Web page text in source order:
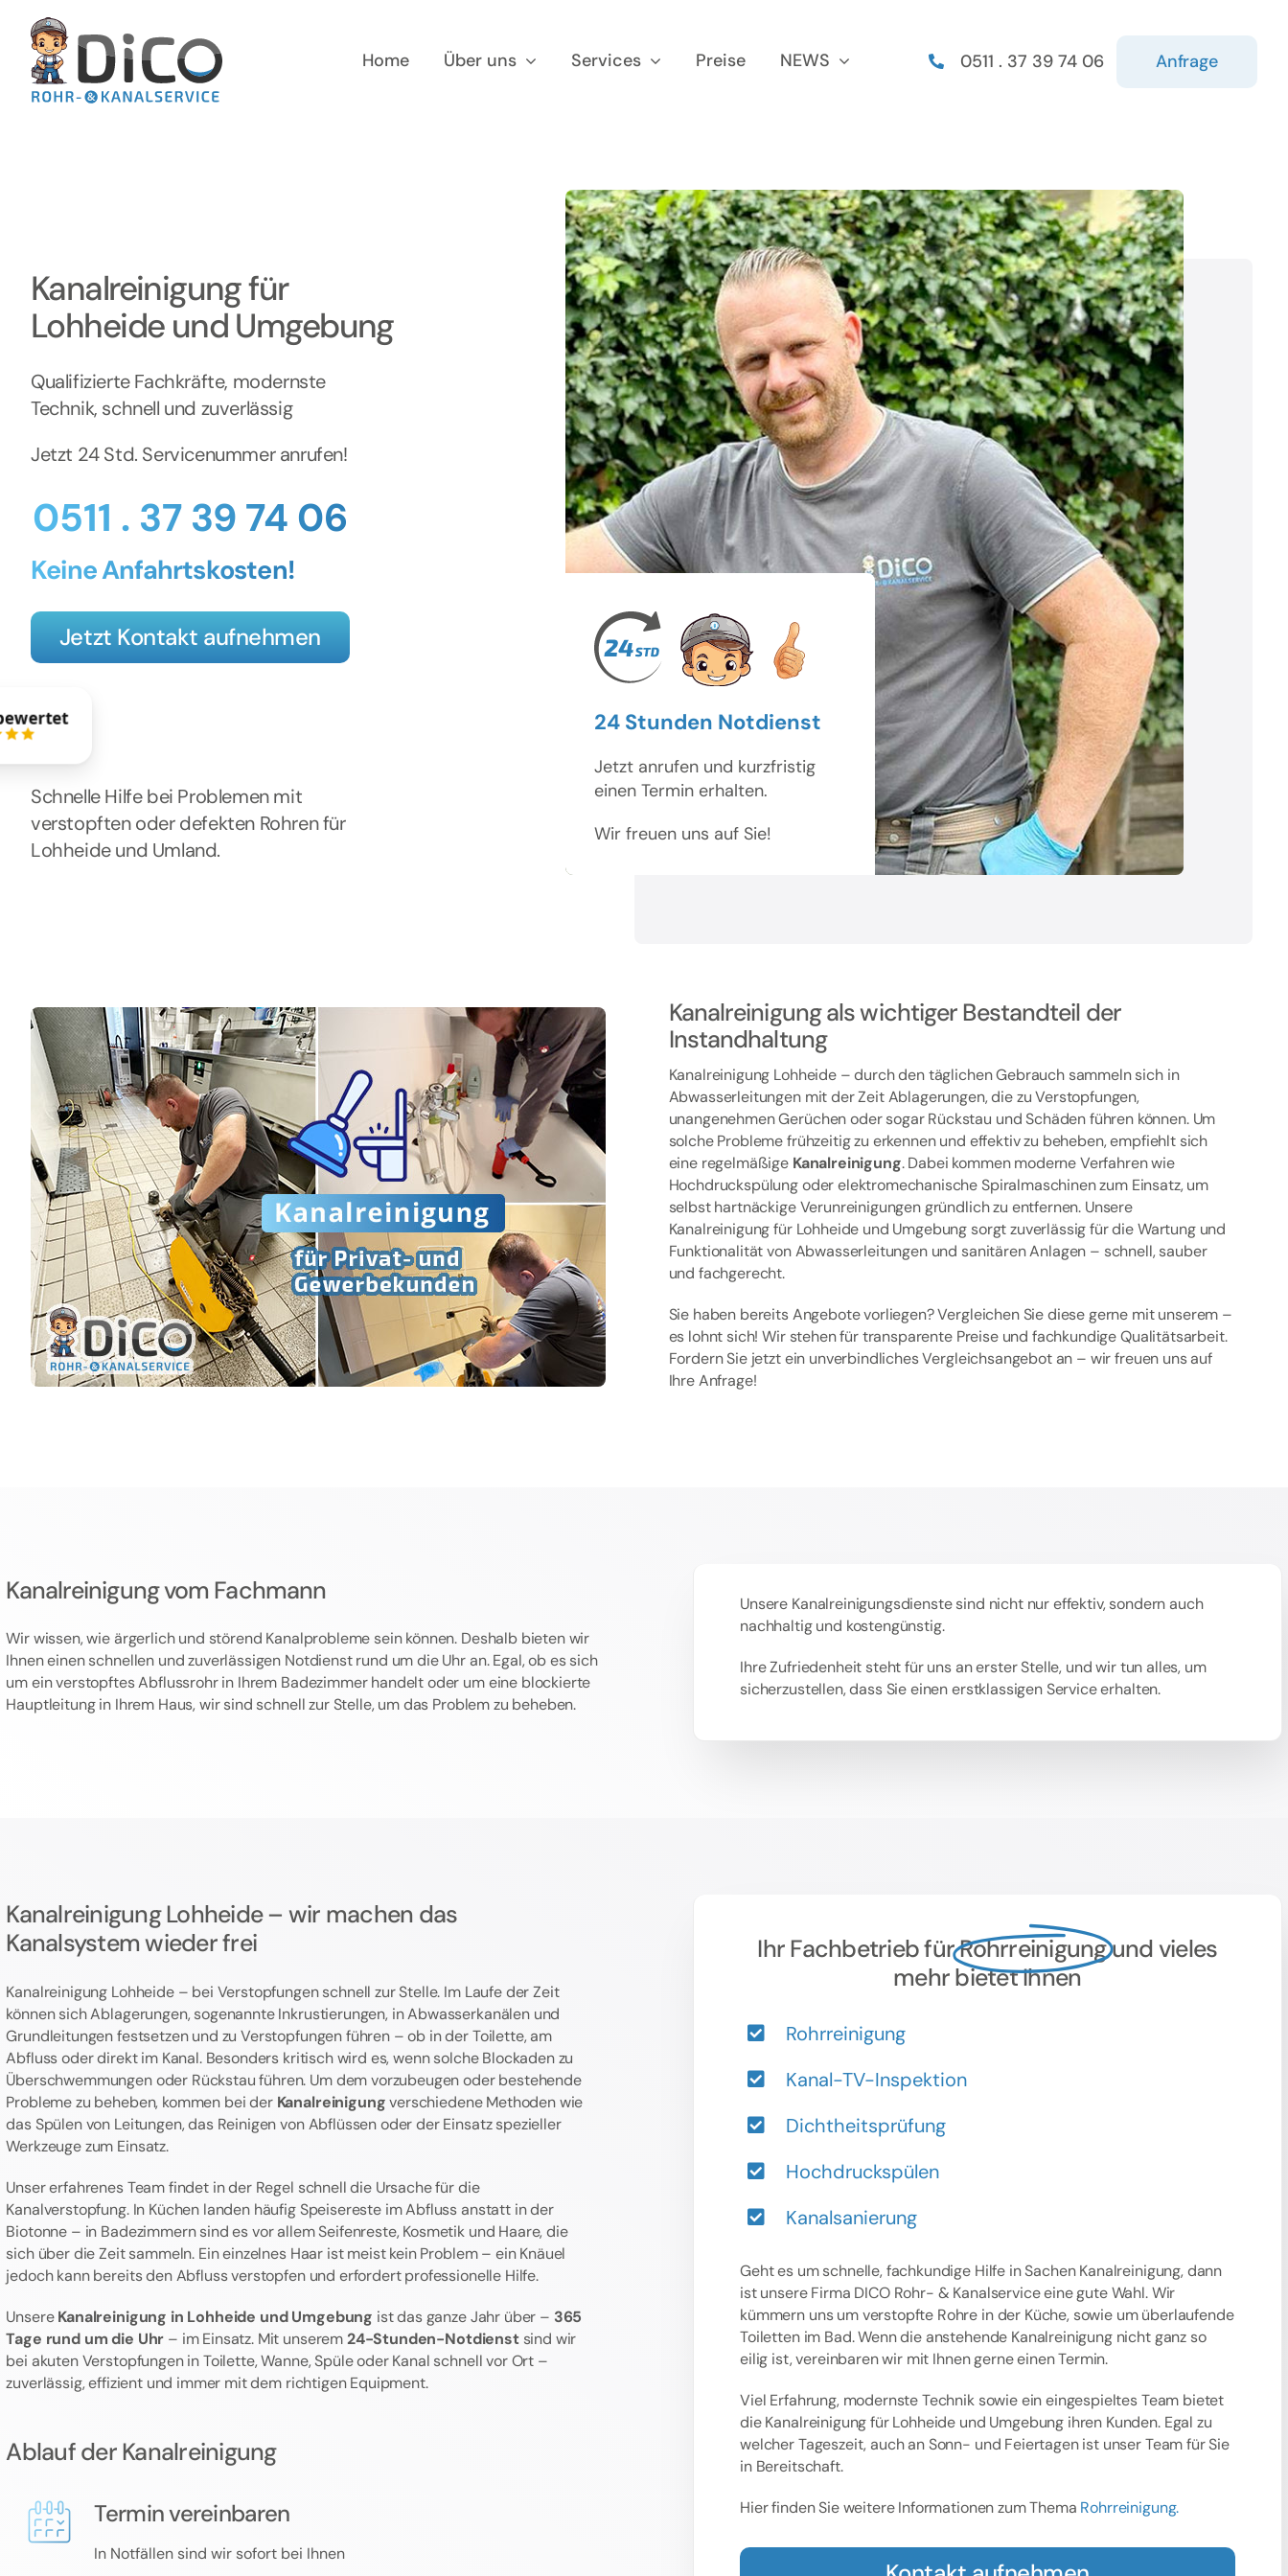
Inhalt
springen
Home Über uns Services Preise NEWS 0511 . 37 39 74 06 Anfrage
Kanalreinigung für
Lohheide und Umgebung
Qualifizierte Fachkräfte, modernste
Technik, schnell und zuverlässig
Jetzt 24 Std. Servicenummer anrufen!
0511 . 37 39 74 06
Keine Anfahrtskosten!
Jetzt Kontakt aufnehmen
Schnelle Hilfe bei Problemen mit
verstopften oder defekten Rohren für
Lohheide und Umland.
24 Stunden Notdienst
Jetzt anrufen und kurzfristig
einen Termin erhalten.
Wir freuen uns auf Sie!
Kanalreinigung als wichtiger Bestandteil der
Instandhaltung
Kanalreinigung Lohheide – durch den täglichen Gebrauch sammeln sich in
Abwasserleitungen mit der Zeit Ablagerungen, die zu Verstopfungen,
unangenehmen Gerüchen oder sogar Rückstau und Schäden führen können. Um
solche Probleme frühzeitig zu erkennen und effektiv zu beheben, empfiehlt sich
eine regelmäßige Kanalreinigung. Dabei kommen moderne Verfahren wie
Hochdruckspülung oder elektromechanische Spiralmaschinen zum Einsatz, um
selbst hartnäckige Verunreinigungen gründlich zu entfernen. Unsere
Kanalreinigung für Lohheide und Umgebung sorgt zuverlässig für die Wartung und
Funktionalität von Abwasserleitungen und sanitären Anlagen – schnell, sauber
und fachgerecht.
Sie haben bereits Angebote vorliegen? Vergleichen Sie diese gerne mit unserem –
es lohnt sich! Wir stehen für transparente Preise und fachkundige Qualitätsarbeit.
Fordern Sie jetzt ein unverbindliches Vergleichsangebot an – wir freuen uns auf
Ihre Anfrage!
Kanalreinigung vom Fachmann
Wir wissen, wie ärgerlich und störend Kanalprobleme sein können. Deshalb bieten wir
Ihnen einen schnellen und zuverlässigen Notdienst rund um die Uhr an. Egal, ob es sich
um ein verstopftes Abflussrohr in Ihrem Badezimmer handelt oder um eine blockierte
Hauptleitung in Ihrem Haus, wir sind schnell zur Stelle, um das Problem zu beheben.
Unsere Kanalreinigungsdienste sind nicht nur effektiv, sondern auch
nachhaltig und kostengünstig.
Ihre Zufriedenheit steht für uns an erster Stelle, und wir tun alles, um
sicherzustellen, dass Sie einen erstklassigen Service erhalten.
Kanalreinigung Lohheide – wir machen das
Kanalsystem wieder frei
Kanalreinigung Lohheide – bei Verstopfungen schnell zur Stelle. Im Laufe der Zeit
können sich Ablagerungen, sogenannte Inkrustierungen, in Abwasserkanälen und
Grundleitungen festsetzen und zu Verstopfungen führen – ob in der Toilette, am
Abfluss oder direkt im Kanal. Besonders kritisch wird es, wenn solche Blockaden zu
Überschwemmungen oder Rückstau führen. Um dem vorzubeugen oder bestehende
Probleme zu beheben, kommen bei der Kanalreinigungverschiedene Methoden wie
das Spülen von Leitungen, das Reinigen von Abflüssen oder der Einsatz spezieller
Werkzeuge zum Einsatz.
Unser erfahrenes Team findet in der Regel schnell die Ursache für die
Kanalverstopfung. In Küchen landen häufig Speisereste im Abfluss anstatt in der
Biotonne – in Badezimmern sind es vor allem Seifenreste, Kosmetik und Haare, die
sich über die Zeit sammeln. Ein einzelnes Haar ist meist kein Problem – ein Knäuel
jedoch kann bereits den Abfluss verstopfen und erfordert professionelle Hilfe.
UnsereKanalreinigung in Lohheide und Umgebung ist das ganze Jahr über – 365
Tage rund um die Uhr – im Einsatz. Mit unserem24-Stunden-Notdienstsind wir
bei akuten Verstopfungen in Toilette, Wanne, Spüle oder Kanal schnell vor Ort –
zuverlässig, effizient und immer mit dem richtigen Equipment.
Ablauf der Kanalreinigung
Termin vereinbaren
In Notfällen sind wir sofort bei Ihnen
Ihr Fachbetrieb fürRohrreinigungund vieles
mehr bietet Ihnen
Rohrreinigung
Kanal-TV-Inspektion
Dichtheitsprüfung
Hochdruckspülen
Kanalsanierung
Geht es um schnelle, fachkundige Hilfe in Sachen Kanalreinigung, dann
ist unsere Firma DICO Rohr- & Kanalservice eine gute Wahl. Wir
kümmern uns um verstopfte Rohre in der Küche, sowie um überlaufende
Toiletten im Bad. Wenn die anstehende Kanalreinigung nicht ganz so
eilig ist, vereinbaren wir mit Ihnen gerne einen Termin.
Viel Erfahrung, modernste Technik sowie ein eingespieltes Team bietet
die Kanalreinigung für Lohheide und Umgebung ihren Kunden. Egal zu
welcher Tageszeit, auch an Sonn- und Feiertagen ist unser Team für Sie
in Bereitschaft.
Hier finden Sie weitere Informationen zum Thema Rohrreinigung.